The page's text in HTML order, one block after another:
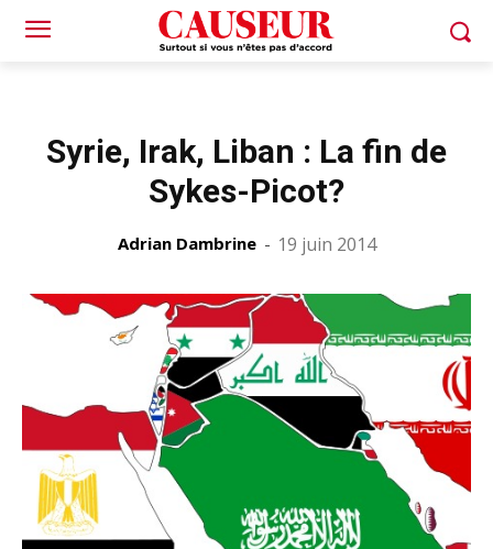
Syrie, Irak, Liban : La fin de
Sykes-Picot?
Adrian Dambrine - 19 juin 2014